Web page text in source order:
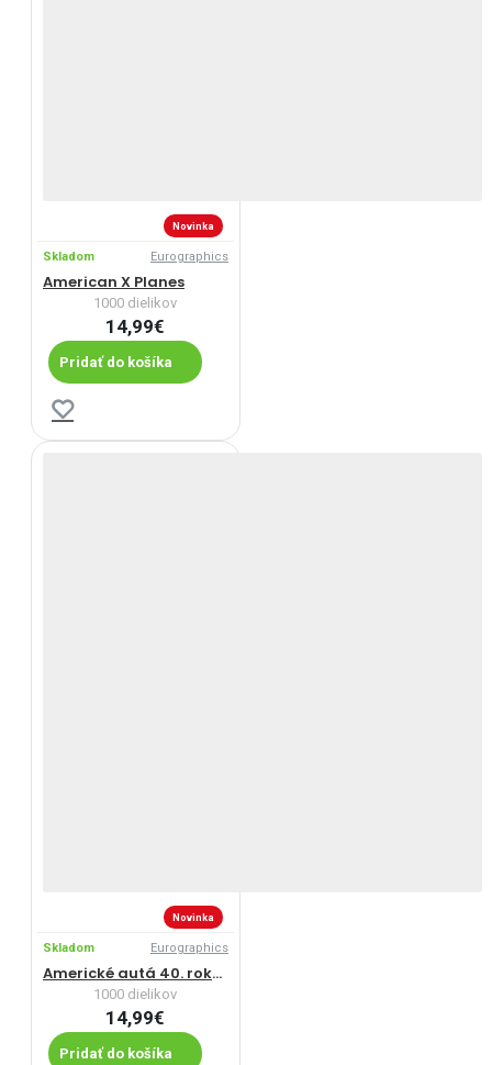
Novinka
Skladom Eurographics
American X Planes
1000 dielikov
14,99€
Pridať do košíka
Novinka
Skladom Eurographics
Americké autá 40. rokov
1000 dielikov
14,99€
Pridať do košíka